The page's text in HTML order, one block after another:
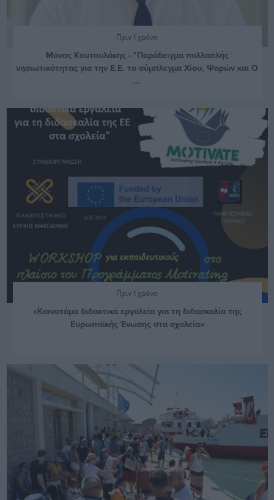
Πριν 1 χρόνο
Μάνος Κουτουλάκης - "Παράδειγμα πολλαπλής
νησιωτικότητας για την Ε.Ε. το σύμπλεγμα Χίου, Ψαρών και Ο
...
Πριν 1 χρόνο
«Καινοτόμα διδακτικά εργαλεία για τη διδασκαλία της
Ευρωπαϊκής Ένωσης στα σχολεία»